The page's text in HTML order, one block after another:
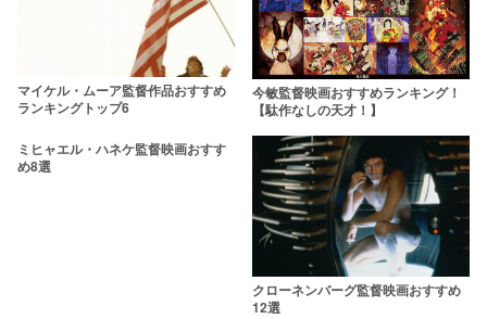
マイケル・ムーア監督作品おすすめ
ランキングトップ6
今敏監督映画おすすめランキング！
【駄作なしの天才！】
ミヒャエル・ハネケ監督映画おすす
め8選
クローネンバーグ監督映画おすすめ
12選